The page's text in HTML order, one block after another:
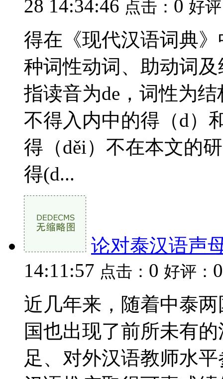
28 14:34:46 点击： 0 好
得在《现代汉语词典
种词性动词、助动词
指读音为de，词性为
不得入内中的得（d）
得（děi）不在本文的
得(d...
论对泰汉语声
14:11:57 点击： 0 好评： 0
近几年来，随着中泰
国也出现了前所未有
足、对外汉语教师水